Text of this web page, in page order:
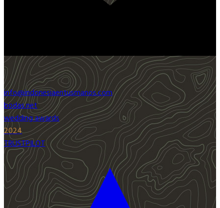
info@indonesiaentusmanos.com
bodas.net
wedding awards
2024
TRUSTPILOT